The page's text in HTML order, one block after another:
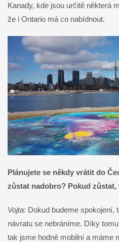
Kanady, kde jsou určitě některá
že i Ontario má co nabídnout.
Plánujete se někdy vrátit do
zůstat nadobro? Pokud zůstat,
Vojta: Dokud budeme spokojení,
návratu se nebráníme. Díky
tak jsme hodně mobilní a máme